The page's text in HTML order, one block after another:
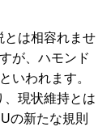
は相容れませ
が、ハモンド
いわれます。
、現状維持とは
の新たな規則